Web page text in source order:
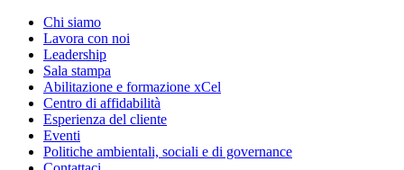
Chi siamo
Lavora con noi
Leadership
Sala stampa
Abilitazione e formazione xCel
Centro di affidabilità
Esperienza del cliente
Eventi
Politiche ambientali, sociali e di governance